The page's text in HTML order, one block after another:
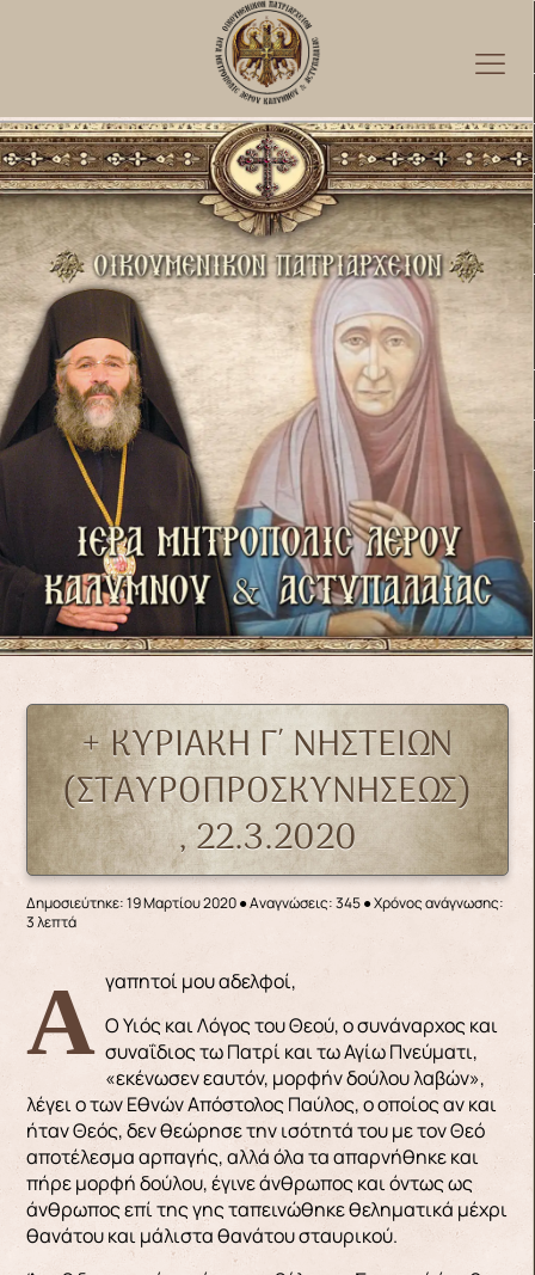
+ ΚΥΡΙΑΚΗ Γ΄ ΝΗΣΤΕΙΩΝ
(ΣΤΑΥΡΟΠΡΟΣΚΥΝΗΣΕΩΣ)
, 22.3.2020
Δημοσιεύτηκε: 19 Μαρτίου 2020●Αναγνώσεις: 345● Χρόνος ανάγνωσης:
3 λεπτά
Αγαπητοί μου αδελφοί,
Ο Υιός και Λόγος του Θεού, ο συνάναρχος και
συναΐδιος τω Πατρί και τω Αγίω Πνεύματι,
«εκένωσεν εαυτόν, μορφήν δούλου λαβών»,
λέγει ο των Εθνών Απόστολος Παύλος, ο οποίος αν και
ήταν Θεός, δεν θεώρησε την ισότητά του με τον Θεό
αποτέλεσμα αρπαγής, αλλά όλα τα απαρνήθηκε και
πήρε μορφή δούλου, έγινε άνθρωπος και όντως ως
άνθρωπος επί της γης ταπεινώθηκε θεληματικά μέχρι
θανάτου και μάλιστα θανάτου σταυρικού.